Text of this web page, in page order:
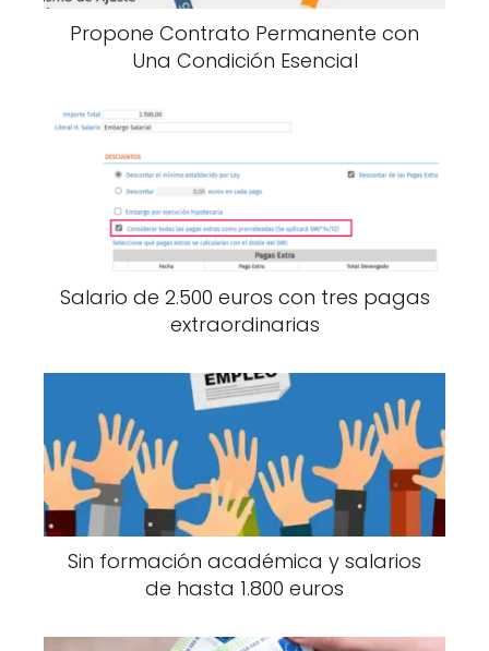
Propone Contrato Permanente con
Una Condición Esencial
Salario de 2.500 euros con tres pagas
extraordinarias
Sin formación académica y salarios
de hasta 1.800 euros